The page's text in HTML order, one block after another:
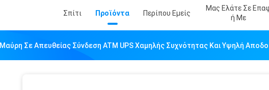
Σπίτι Προϊόντα Περίπου Εμείς
Μας Ελάτε Σε
Ή Με
Μαύρη Σε Απευθείας Σύνδεση ATM UPS Χαμηλής Συχνότητας Και Υψηλή